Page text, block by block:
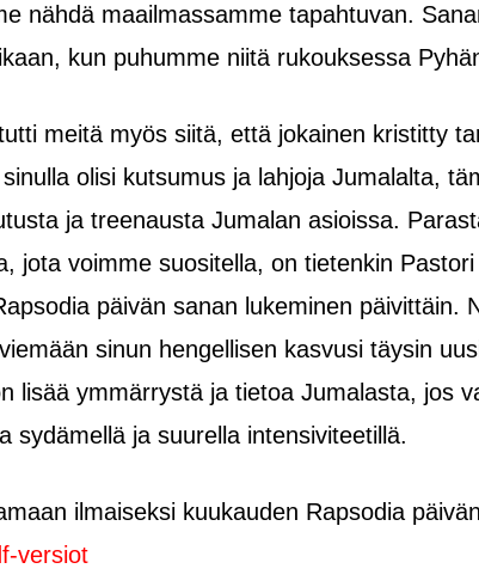
nähdä maailmassamme tapahtuvan.
kun puhumme niitä rukouksessa
meitä myös siitä, että jokainen kristitty
olisi kutsumus ja lahjoja Jumalalta,
ja treenausta Jumalan asioissa.
jota voimme suositella, on tietenkin
päivän sanan lukeminen päivittäin.
sinun hengellisen kasvusi täysin
lisää ymmärrystä ja tietoa Jumalasta, jos
sydämellä ja suurella intensiviteetillä.
ilmaiseksi kuukauden Rapsodia
versiot